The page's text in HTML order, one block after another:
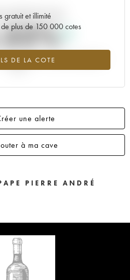
gratuit et illimité
de plus de 150 000 cotes
DE LA COTE
actuelle de la cote
2019 en 2026 par rapport à
une alerte
à ma cave
PIERRE ANDRÉ